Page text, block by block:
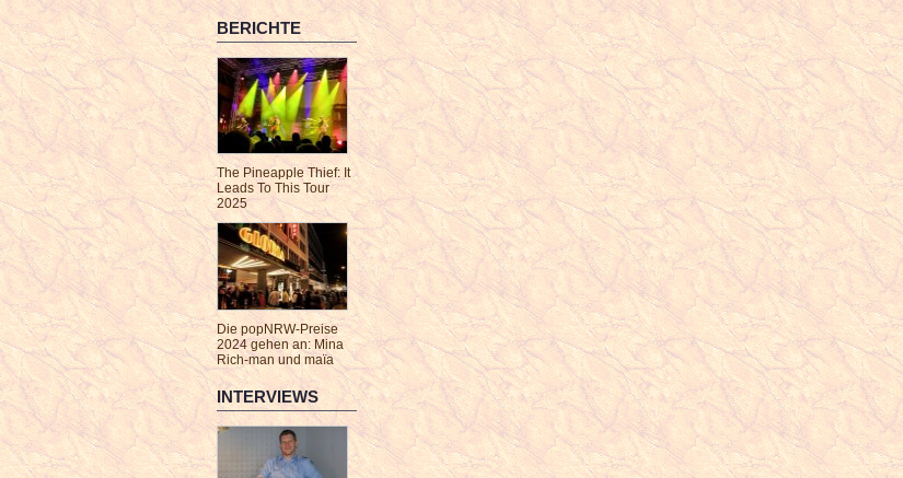
BERICHTE
The Pineapple Thief: It
Leads To This Tour
2025
Die popNRW-Preise
2024 gehen an: Mina
Rich-man und maïa
INTERVIEWS